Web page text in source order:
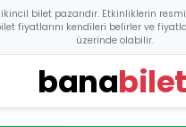
bilet pazarıdır. Etkinliklerin
fiyatlarını kendileri belirler ve
üzerinde olabilir.
banabilet